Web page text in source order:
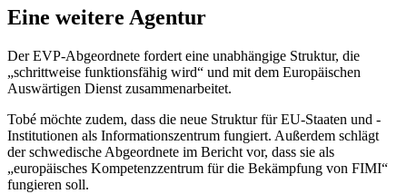
Eine weitere Agentur
Der EVP-Abgeordnete fordert eine unabhängige Struktur, die
„schrittweise funktionsfähig wird“ und mit dem Europäischen
Auswärtigen Dienst zusammenarbeitet.
Tobé möchte zudem, dass die neue Struktur für EU-Staaten und -
Institutionen als Informationszentrum fungiert. Außerdem schlägt
der schwedische Abgeordnete im Bericht vor, dass sie als
„europäisches Kompetenzzentrum für die Bekämpfung von FIMI“
fungieren soll.